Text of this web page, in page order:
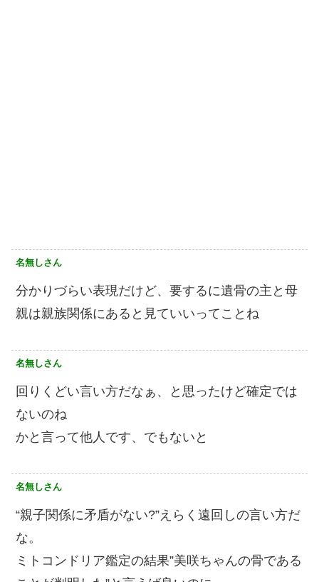
名無しさん
分かりづらい表現だけど、要するに遺骨の主と母
親は親族関係にあると見ていいってことね
名無しさん
回りくどい言い方だなぁ、と思ったけど確定では
ないのね
かと言って他人です、でもないと
名無しさん
“親子関係に矛盾がない?”えらく遠回しの言い方だ
な。
ミトコンドリア鑑定の結果”美咲ちゃんの骨である